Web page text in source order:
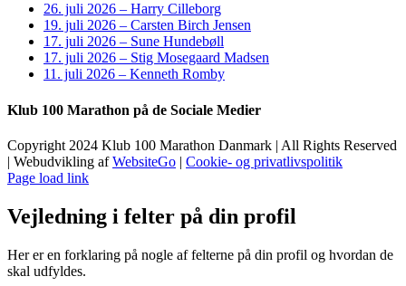
26. juli 2026 – Harry Cilleborg
19. juli 2026 – Carsten Birch Jensen
17. juli 2026 – Sune Hundebøll
17. juli 2026 – Stig Mosegaard Madsen
11. juli 2026 – Kenneth Romby
Klub 100 Marathon på de Sociale Medier
Copyright 2024 Klub 100 Marathon Danmark | All Rights Reserved
| Webudvikling afWebsiteGo | Cookie- og privatlivspolitik
Page load link
Vejledning i felter på din profil
Her er en forklaring på nogle af felterne på din profil og hvordan de
skal udfyldes.